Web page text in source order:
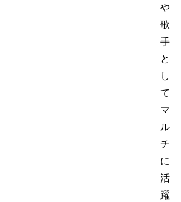
や
歌
手
と
し
て
マ
ル
チ
に
活
躍